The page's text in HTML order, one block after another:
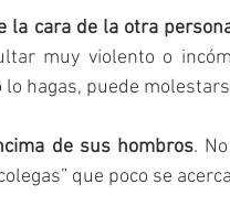
la cara de la otra
muy violento o
hagas, puede
de sus hombros.
que poco se